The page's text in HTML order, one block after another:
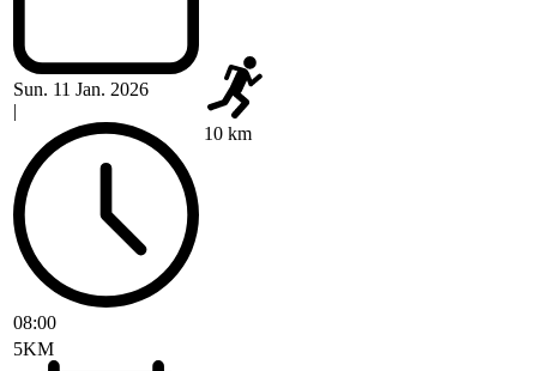
Sun. 11 Jan. 2026
|
08:00
10 km
5KM